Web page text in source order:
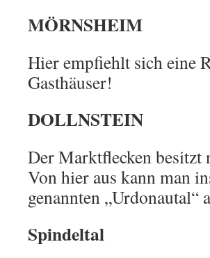
MÖRNSHEIM
Hier empfiehlt sich eine
Gasthäuser!
DOLLNSTEIN
Der Marktflecken
Von hier aus kann man
genannten „Urdonautal“
Spindeltal